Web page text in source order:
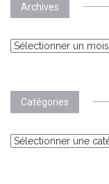
Archives
Archives
Catégories
Catégories